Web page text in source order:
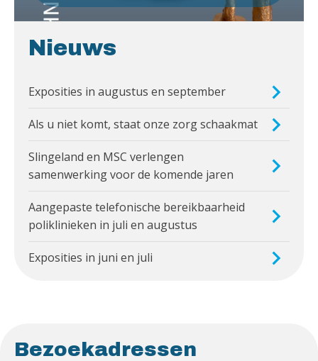
Nieuws
Exposities in augustus en september
Als u niet komt, staat onze zorg schaakmat
Slingeland en MSC verlengen
samenwerking voor de komende jaren
Aangepaste telefonische bereikbaarheid
poliklinieken in juli en augustus
Exposities in juni en juli
Bezoekadressen